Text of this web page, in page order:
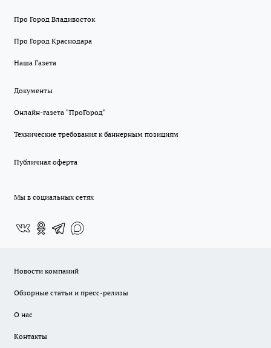
Про Город Владивосток
Про Город Краснодара
Наша Газета
Документы
Онлайн-газета "ПроГород"
Технические требования к баннерным позициям
Публичная оферта
Мы в социальных сетях
Новости компаний
Обзорные статьи и пресс-релизы
О нас
Контакты